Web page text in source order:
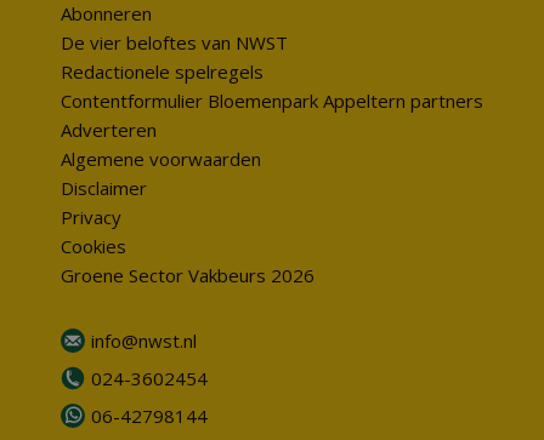
Abonneren
De vier beloftes van NWST
Redactionele spelregels
Contentformulier Bloemenpark Appeltern partners
Adverteren
Algemene voorwaarden
Disclaimer
Privacy
Cookies
Groene Sector Vakbeurs 2026
info@nwst.nl
024-3602454
06-42798144